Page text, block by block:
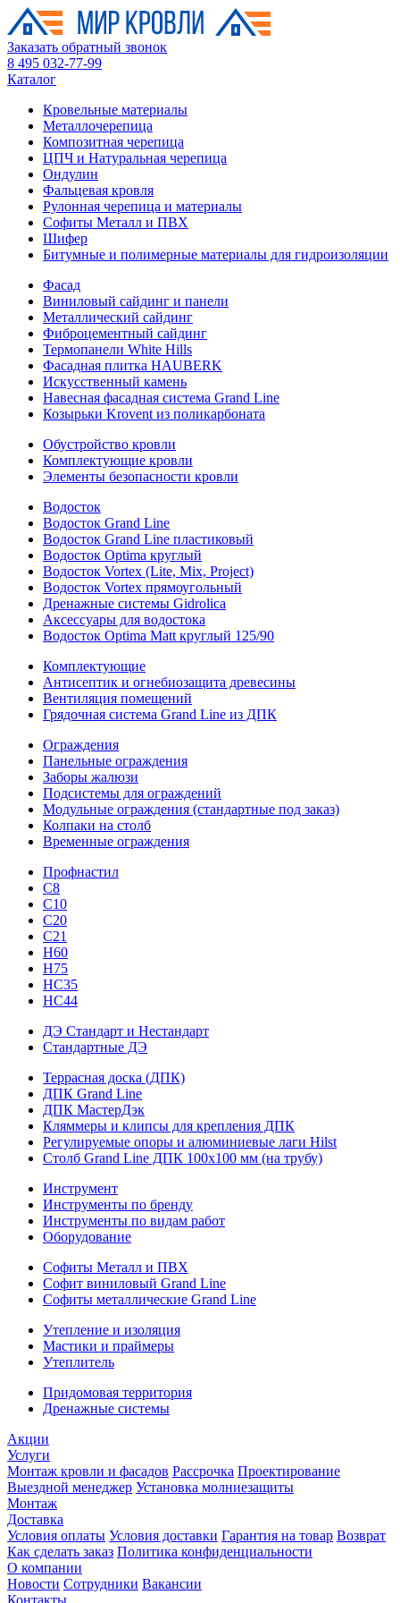
Заказать обратный звонок
8 495 032-77-99
Каталог
Кровельные материалы
Металлочерепица
Композитная черепица
ЦПЧ и Натуральная черепица
Ондулин
Фальцевая кровля
Рулонная черепица и материалы
Софиты Металл и ПВХ
Шифер
Битумные и полимерные материалы для гидроизоляции
Фасад
Виниловый сайдинг и панели
Металлический сайдинг
Фиброцементный сайдинг
Термопанели White Hills
Фасадная плитка HAUBERK
Искусственный камень
Навесная фасадная система Grand Line
Козырьки Krovent из поликарбоната
Обустройство кровли
Комплектующие кровли
Элементы безопасности кровли
Водосток
Водосток Grand Line
Водосток Grand Line пластиковый
Водосток Optima круглый
Водосток Vortex (Lite, Mix, Project)
Водосток Vortex прямоугольный
Дренажные системы Gidrolica
Аксессуары для водостока
Водосток Optima Matt круглый 125/90
Комплектующие
Антисептик и огнебиозащита древесины
Вентиляция помещений
Грядочная система Grand Line из ДПК
Ограждения
Панельные ограждения
Заборы жалюзи
Подсистемы для ограждений
Модульные ограждения (стандартные под заказ)
Колпаки на столб
Временные ограждения
Профнастил
С8
С10
С20
С21
H60
H75
HС35
НС44
ДЭ Стандарт и Нестандарт
Стандартные ДЭ
Террасная доска (ДПК)
ДПК Grand Line
ДПК МастерДэк
Кляммеры и клипсы для крепления ДПК
Регулируемые опоры и алюминиевые лаги Hilst
Столб Grand Line ДПК 100х100 мм (на трубу)
Инструмент
Инструменты по бренду
Инструменты по видам работ
Оборудование
Софиты Металл и ПВХ
Софит виниловый Grand Line
Софиты металлические Grand Line
Утепление и изоляция
Мастики и праймеры
Утеплитель
Придомовая территория
Дренажные системы
Акции
Услуги
Монтаж кровли и фасадов Рассрочка Проектирование
Выездной менеджер Установка молниезащиты
Монтаж
Доставка
Условия оплаты Условия доставки Гарантия на товар Возврат
Как сделать заказ Политика конфиденциальности
О компании
Новости Сотрудники Вакансии
Контакты